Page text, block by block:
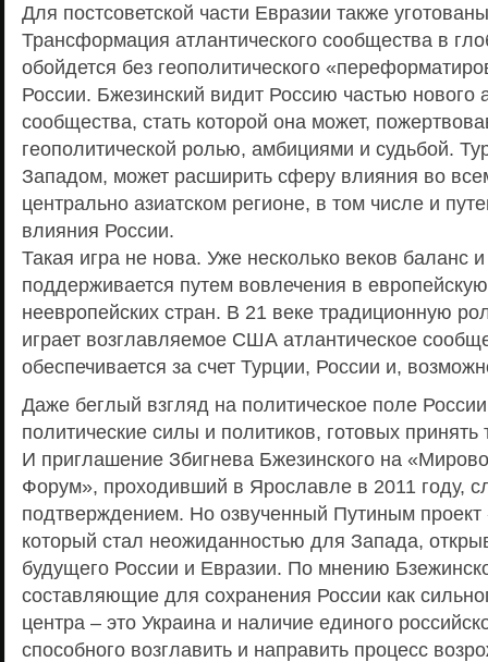
Для постсоветской части Евразии также
Трансформация атлантического сообщества в
обойдется без геополитического
России. Бжезинский видит Россию частью нового
сообщества, стать которой она может,
геополитической ролью, амбициями и судьбой.
Западом, может расширить сферу влияния во
центрально азиатском регионе, в том числе и
влияния России.
Такая игра не нова. Уже несколько веков баланс
поддерживается путем вовлечения в
неевропейских стран. В 21 веке традиционную
играет возглавляемое США атлантическое
обеспечивается за счет Турции, России и,
Даже беглый взгляд на политическое поле
политические силы и политиков, готовых
И приглашение Збигнева Бжезинского на
Форум», проходивший в Ярославле в 2011 году,
подтверждением. Но озвученный Путиным проект
который стал неожиданностью для Запада,
будущего России и Евразии. По мнению
составляющие для сохранения России как
центра – это Украина и наличие единого
способного возглавить и направить процесс